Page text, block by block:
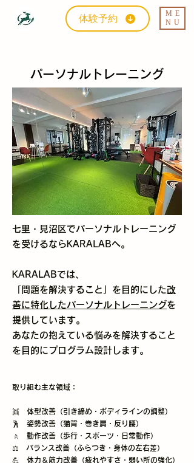
体験予約
ME
NU
パーソナルトレーニング
七里・見沼区でパーソナルトレーニング
を受けるならKARALABへ。
KARALABでは、
「問題を解決すること」を目的にした改
善に特化したパーソナルトレーニングを
提供しています。
​あなたの抱えている悩みを解決すること
を目的にプログラム設計します。
​取り組む主な領域：
👯 体型改善（引き締め・ボディラインの調整）
🕺 姿勢改善（猫背・巻き肩・反り腰）
🚶 動作改善（歩行・スポーツ・日常動作）
⚖ バランス改善（ふらつき・身体の左右差）
💪 体力＆筋力改善（疲れやすさ・弱い所の強化）